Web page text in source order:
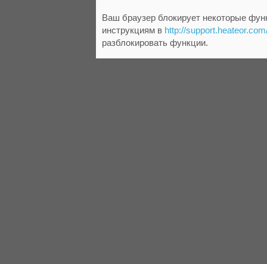
Ваш браузер блокирует некоторые
инструкциям в http://
разблокировать функции.